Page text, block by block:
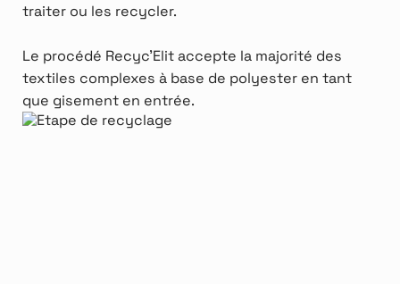
traiter ou les recycler.
Le procédé Recyc'Elit accepte la majorité des
textiles complexes à base de polyester en tant
que gisement en entrée.